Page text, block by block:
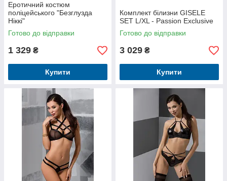
Еротичний костюм
поліцейського "Безглузда
Ніккі"
Готово до відправки
1 329 ₴
Купити
Комплект білизни GISELE
SET L/XL - Passion Exclusive
Готово до відправки
3 029 ₴
Купити